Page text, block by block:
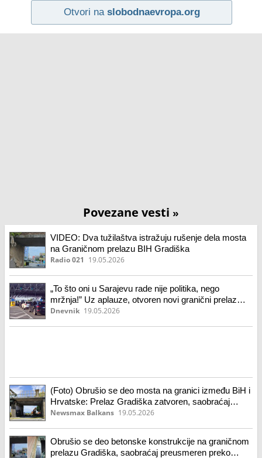
Otvori na slobodnaevropa.org
Povezane vesti »
VIDEO: Dva tužilaštva istražuju rušenje dela mosta
na Graničnom prelazu BIH Gradiška
Radio 021 19.05.2026
„To što oni u Sarajevu rade nije politika, nego
mržnja!” Uz aplauze, otvoren novi granični prelaz
Gradiška koji povezuje BiH sa Hrvatskom (video)
Dnevnik 19.05.2026
(Foto) Obrušio se deo mosta na granici između BiH i
Hrvatske: Prelaz Gradiška zatvoren, saobraćaj
preko nove lokacije
Newsmax Balkans 19.05.2026
Obrušio se deo betonske konstrukcije na graničnom
prelazu Gradiška, saobraćaj preusmeren preko